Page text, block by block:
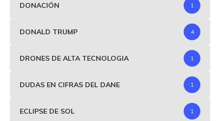
DONACIÓN 1
DONALD TRUMP 4
DRONES DE ALTA TECNOLOGIA 1
DUDAS EN CIFRAS DEL DANE 1
ECLIPSE DE SOL 1